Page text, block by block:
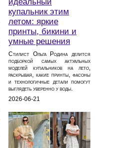
купальник этим
летом: яркие
принты, бикини и
умные решения
Стилист Ольга Родина делится
подборкой самых актуальных
моделей купальников на лето,
раскрывая, какие принты, фасоны
и технологичные детали помогут
выглядеть уверенно у воды.
2026-06-21